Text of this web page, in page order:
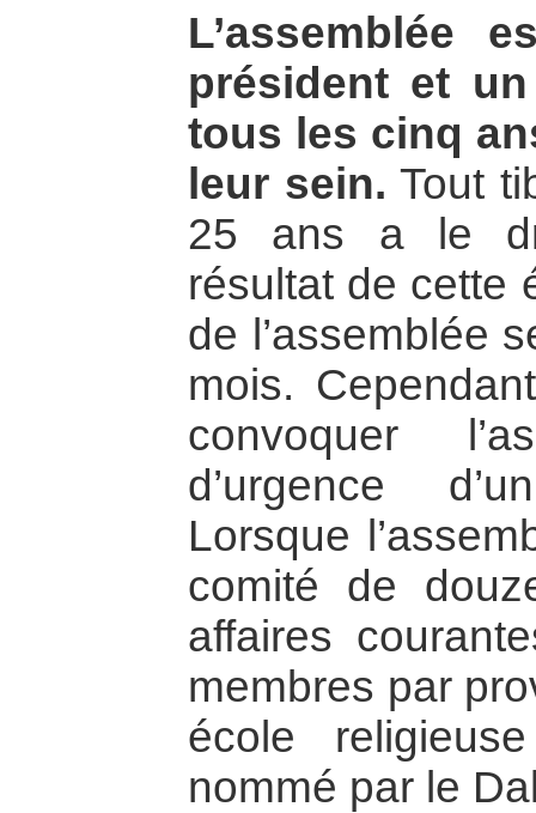
L’assemblée
président et
tous les cinq
leur sein. Tout
25 ans a le
résultat de cette
de l’assemblée
mois.
convoquer
d’urgence
Lorsque
comité de
affaires
membres par
école
nommé par le